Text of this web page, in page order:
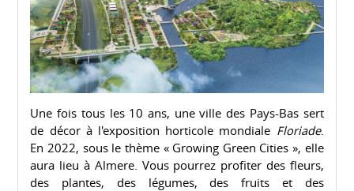
Une fois tous les 10 ans, une ville des Pays-Bas sert
de décor à l'exposition horticole mondiale Floriade.
En 2022, sous le thème « Growing Green Cities », elle
aura lieu à Almere. Vous pourrez profiter des fleurs,
des plantes, des légumes, des fruits et des